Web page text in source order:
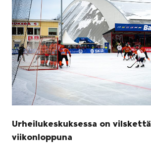
Urheilukeskuksessa on vilskettä
viikonloppuna